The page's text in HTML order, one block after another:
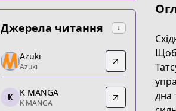
Джерела читання ↓
Azuki
Azuki
https://www.azuki.co/series/giant-
K MANGA
Azuki
Azuki
K K MANGA
K MANGA
Щоб
дна